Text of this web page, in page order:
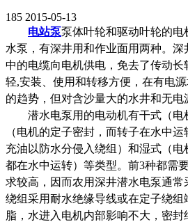
185 2015-05-13
电站泵泵体叶轮和驱动叶轮的
水泵，有深井用和作业面用两种。
中的电缆向电机供电，免去了传动
轻,安装、使用和转移方便，在有电
的趋势，但对含沙量大的水井和无电
潜水电泵用的电动机有干式（
（电机的定子密封，而转子在水中
充油以防水分侵入绕组）和湿式（
都在水中运转）等类型。前3种都需
求较高，因而农用深井潜水电泵通
绕组采用耐水绝缘导线或在定子绕
脂，水进入电机内部影响不大，密